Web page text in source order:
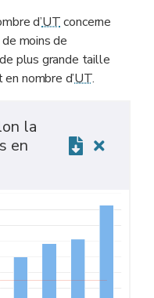
d’UTconcerne
moins de
plus grande taille
nombre d’UT.
la
en